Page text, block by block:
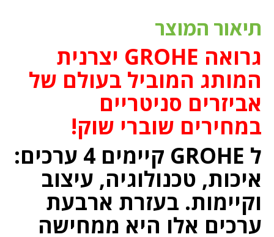
תיאור המוצר
גרואה GROHE יצרנית
המותג המוביל בעולם של
אביזרים סניטריים
במחירים שוברי שוק!
ל GROHE קיימים 4 ערכים:
איכות, טכנולוגיה, עיצוב
וקיימות. בעזרת ארבעת
ערכים אלו היא ממחישה